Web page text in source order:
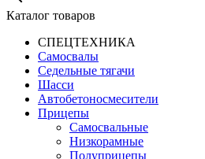
Каталог товаров
СПЕЦТЕХНИКА
Самосвалы
Седельные тягачи
Шасси
Автобетоно­смесители
Прицепы
Самосвальные
Низкорамные
Полуприцепы